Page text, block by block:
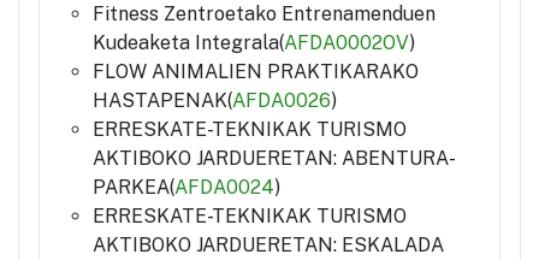
Fitness Zentroetako Entrenamenduen
Kudeaketa Integrala(AFDA0002OV)
FLOW ANIMALIEN PRAKTIKARAKO
HASTAPENAK(AFDA0026)
ERRESKATE-TEKNIKAK TURISMO
AKTIBOKO JARDUERETAN: ABENTURA-
PARKEA(AFDA0024)
ERRESKATE-TEKNIKAK TURISMO
AKTIBOKO JARDUERETAN: ESKALADA